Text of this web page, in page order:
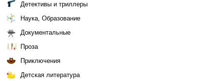
Детективы и триллеры
Наука, Образование
Документальные
Проза
Приключения
Детская литература